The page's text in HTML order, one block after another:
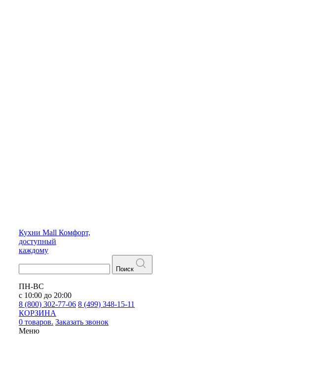
Кухни Mall Комфорт,
доступный
каждому
Поиск
ПН-ВС
с 10:00 до 20:00
8 (800) 302-77-06 8 (499) 348-15-11
КОРЗИНА
0 товаров. Заказать звонок
Меню